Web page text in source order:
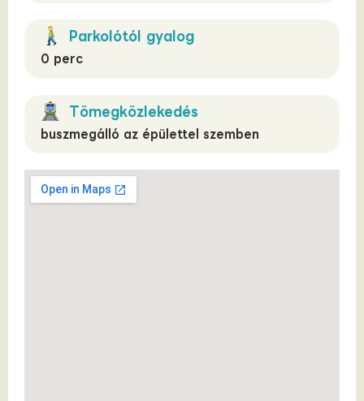
Parkolótól gyalog
0 perc
Tömegközlekedés
buszmegálló az épülettel szemben